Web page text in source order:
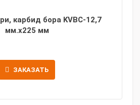
карбид бора KVBC-12,7
мм.х225 мм
ЗАКАЗАТЬ